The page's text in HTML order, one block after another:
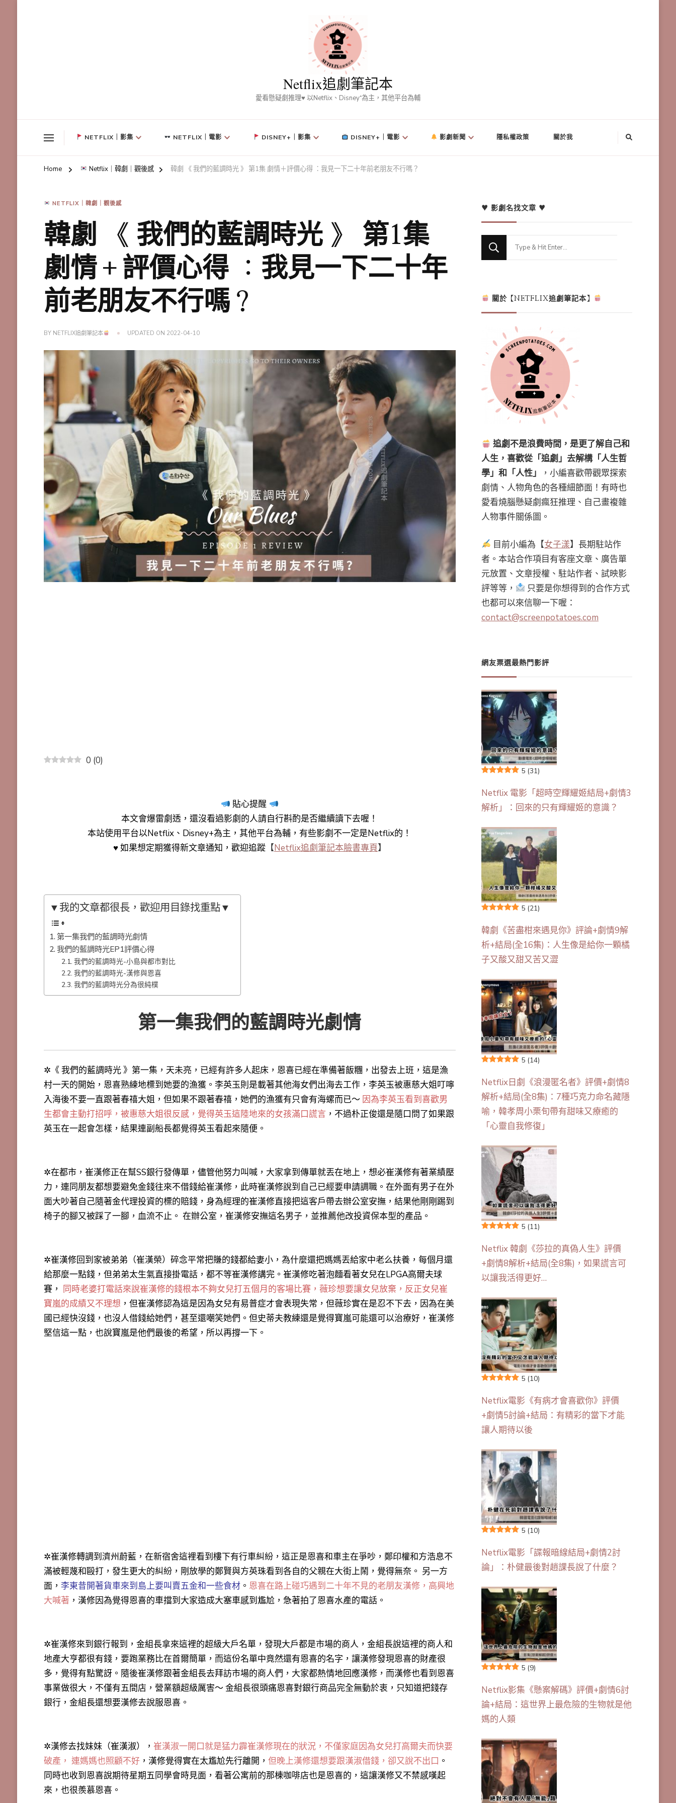
Netflix追劇筆記本
愛看懸疑劇推理♥ 以Netflix、Disney⁺為主，其他平台為輔
NETFLIX｜影集 NETFLIX｜電影 DISNEY+｜影集 DISNEY+｜電影 影劇新聞 隱私權政策 關於我
Home Netflix｜韓劇｜觀後感 韓劇 《 我們的藍調時光 》 第1集 劇情＋評價心得 ：我見一下二十年前老朋友不行嗎？
NETFLIX｜韓劇｜觀後感
韓劇 《 我們的藍調時光 》 第1集
劇情＋評價心得 ：我見一下二十年
前老朋友不行嗎？
BY NETFLIX追劇筆記本 UPDATED ON 2022-04-10
0 (0)
貼心提醒
本文會爆雷劇透 ，還沒看過影劇的人請自行斟酌是否繼續讀下去喔！
本站使用平台以Netflix、Disney+為主，其他平台為輔，有些影劇不一定是Netflix的！
♥ 如果想定期獲得新文章通知，歡迎追蹤【Netflix追劇筆記本臉書專頁】
▼我的文章都很長，歡迎用目錄找重點▼
第一集我們的藍調時光劇情
我們的藍調時光EP1評價心得
我們的藍調時光-小島與都市對比
我們的藍調時光-漢修與恩喜
我們的藍調時光分為很純樸
第一集我們的藍調時光劇情
✲《 我們的藍調時光 》第一集，天未亮，已經有許多人起床，恩喜已經在準備著飯糰，出發去上班，這是漁
村一天的開始，恩喜熟練地標到她要的漁獲。李英玉則是載著其他海女們出海去工作，李英玉被惠慈大姐叮嚀
入海後不要一直跟著春禧大姐，但如果不跟著春禧，她們的漁獲有只會有海螺而已～ 因為李英玉看到喜歡男
生都會主動打招呼，被惠慈大姐很反感，覺得英玉這陸地來的女孩滿口謊言，不過朴正俊還是隨口問了如果跟
英玉在一起會怎樣，結果連副船長都覺得英玉看起來隨便。
✲在都市，崔漢修正在幫SS銀行發傳單，儘管他努力叫喊，大家拿到傳單就丟在地上，想必崔漢修有著業績壓
力，連同朋友都想要避免金錢往來不借錢給崔漢修，此時崔漢修說到自己已經要申請調職。在外面有男子在外
面大吵著自己隨著金代理投資的標的賠錢，身為經理的崔漢修直接把這客戶帶去辦公室安撫，結果他剛剛踢到
椅子的腳又被踩了一腳，血流不止。 在辦公室，崔漢修安撫這名男子，並推薦他改投資保本型的產品。
✲崔漢修回到家被弟弟（崔漢榮）碎念平常把賺的錢都給妻小，為什麼還把媽媽丟給家中老么扶養，每個月還
給那麼一點錢，但弟弟太生氣直接掛電話，都不等崔漢修講完。崔漢修吃著泡麵看著女兒在LPGA高爾夫球
賽， 同時老婆打電話來說崔漢修的錢根本不夠女兒打五個月的客場比賽，薇珍想要讓女兒放棄，反正女兒崔
寶嵐的成績又不理想 ，但崔漢修認為這是因為女兒有易普症才會表現失常，但薇珍實在是忍不下去，因為在美
國已經快沒錢，也沒人借錢給她們，甚至還嘲笑她們。但史蒂夫教練還是覺得寶嵐可能還可以治療好，崔漢修
堅信這一點，也說寶嵐是他們最後的希望，所以再撐一下。
✲崔漢修轉調到濟州蔚藍，在新宿舍這裡看到樓下有行車糾紛，這正是恩喜和車主在爭吵，鄭印權和方浩息不
滿被輕蔑和毆打，發生更大的糾紛，剛放學的鄭賢與方英珠看到各自的父親在大街上鬧，覺得無奈。 另一方
面， 李東昔開著貨車來到島上要叫賣五金和一些食材。 恩喜在路上碰巧遇到二十年不見的老朋友漢修，高興地
大喊著 ，漢修因為覺得恩喜的車擋到大家造成大塞車感到尷尬，急著拍了恩喜水產的電話。
✲崔漢修來到銀行報到，金組長拿來這裡的超級大戶名單，發現大戶都是市場的商人，金組長說這裡的商人和
地產大亨都很有錢，要跑業務比在首爾簡單，而這份名單中竟然還有恩喜的名字，讓漢修發現恩喜的財產很
多，覺得有點驚訝。隨後崔漢修跟著金組長去拜訪市場的商人們，大家都熱情地回應漢修，而漢修也看到恩喜
事業做很大，不僅有五間店，營業額超級厲害～ 金組長很頭痛恩喜對銀行商品完全無動於衷，只知道把錢存
銀行，金組長還想要漢修去說服恩喜。
✲漢修去找妹妹（崔漢淑）， 崔漢淑一開口就是猛力霹崔漢修現在的狀況，不僅家庭因為女兒打高爾夫而快要
破產， 連媽媽也照顧不好，漢修覺得實在太尷尬先行離開， 但晚上漢修還想要跟漢淑借錢，卻又說不出口 。
同時也收到恩喜說期待星期五同學會時見面，看著公寓前的那棟咖啡店也是恩喜的，這讓漢修又不禁感嘆起
來，也很羨慕恩喜。
♥ 影劇名找文章 ♥
Looking
關於【NETFLIX追劇筆記本】
追劇不是浪費時間，是更了解自己和
人生，喜歡從「追劇」去解構「人生哲
學」和「人性」
，小編喜歡帶觀眾探索
劇情、人物角色的各種細節面！有時也
愛看燒腦懸疑劇瘋狂推理、自己畫複雜
人物事件關係圖。
目前小編為【女子漾】長期駐站作
者。本站合作項目有客座文章、廣告單
元放置、文章授權、駐站作者、試映影
評等等，
只要是你想得到的合作方式
也都可以來信聊一下喔：
contact@screenpotatoes.com
網友票選最熱門影評
5 (31)
Netflix 電影「超時空輝耀姬結局+劇情3
解析」：回來的只有輝耀姬的意識？
5 (21)
韓劇《苦盡柑來遇見你》評論+劇情9解
析+結局(全16集)：人生像是給你一顆橘
子又酸又甜又苦又澀
5 (14)
Netflix日劇《浪漫匿名者》評價+劇情8
解析+結局(全8集)：7種巧克力命名藏隱
喻，韓孝周小栗旬帶有甜味又療癒的
「心靈自我修復」
5 (11)
Netflix 韓劇《莎拉的真偽人生》評價
+劇情8解析+結局(全8集)，如果謊言可
以讓我活得更好…
5 (10)
Netflix電影《有病才會喜歡你》評價
+劇情5討論+結局：有精彩的當下才能
讓人期待以後
5 (10)
Netflix電影「諜報暗線結局+劇情2討
論」：朴健最後對趙課長說了什麼？
5 (9)
Netflix影集《懸案解碼》評價+劇情6討
論+結局：這世界上最危險的生物就是他
媽的人類